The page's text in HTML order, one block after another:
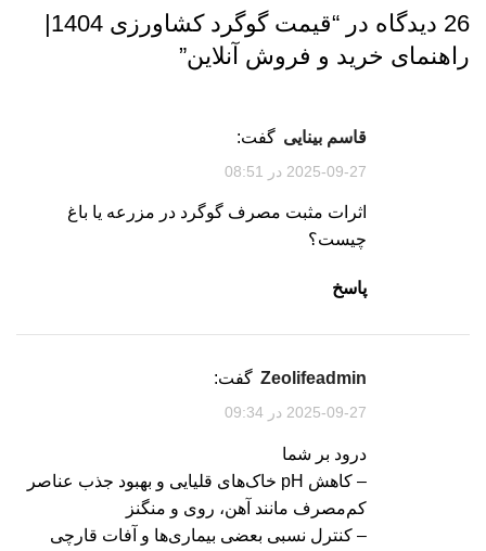
26 دیدگاه در “
قیمت گوگرد کشاورزی 1404|
راهنمای خرید و فروش آنلاین”
قاسم بینایی گفت:
2025-09-27 در 08:51
اثرات مثبت مصرف گوگرد در مزرعه یا باغ
چیست؟
پاسخ
zeolifeadmin گفت:
2025-09-27 در 09:34
درود بر شما
– کاهش pH خاک‌های قلیایی و بهبود جذب عناصر
کم‌مصرف مانند آهن، روی و منگنز
– کنترل نسبی بعضی بیماری‌ها و آفات قارچی